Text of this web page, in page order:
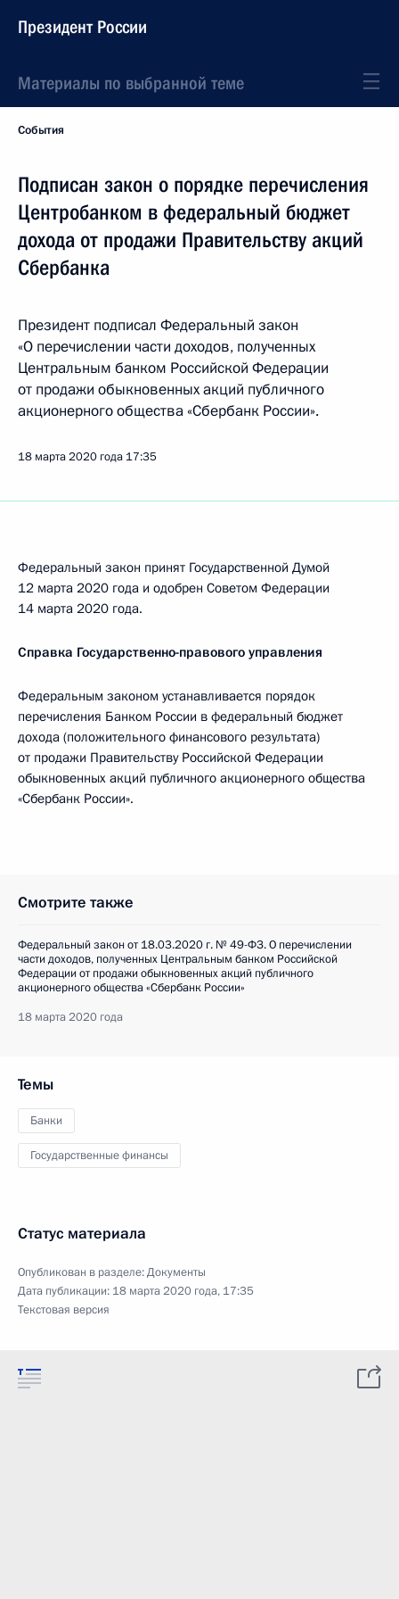
Президент России
Материалы по выбранной теме
События
Подписан закон о порядке перечисления
Центробанком в федеральный бюджет
дохода от продажи Правительству акций
Сбербанка
Президент подписал Федеральный закон
«О перечислении части доходов, полученных
Центральным банком Российской Федерации
от продажи обыкновенных акций публичного
акционерного общества «Сбербанк России».
18 марта 2020 года 17:35
Федеральный закон принят Государственной Думой
12 марта 2020 года и одобрен Советом Федерации
14 марта 2020 года.
Справка Государственно-правового управления
Федеральным законом устанавливается порядок
перечисления Банком России в федеральный бюджет
дохода (положительного финансового результата)
от продажи Правительству Российской Федерации
обыкновенных акций публичного акционерного общества
«Сбербанк России».
Смотрите также
Федеральный закон от 18.03.2020 г. № 49-ФЗ. О перечислении
части доходов, полученных Центральным банком Российской
Федерации от продажи обыкновенных акций публичного
акционерного общества «Сбербанк России»
18 марта 2020 года
Темы
Банки
Государственные финансы
Статус материала
Опубликован в разделе:Документы
Дата публикации: 18 марта 2020 года, 17:35
Текстовая версия